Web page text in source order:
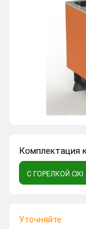
Комплектация
С ГОРЕЛКОЙ OXI
Уточняйте